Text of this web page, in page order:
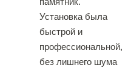
Установка была
быстрой и
профессиональной,
без лишнего шума